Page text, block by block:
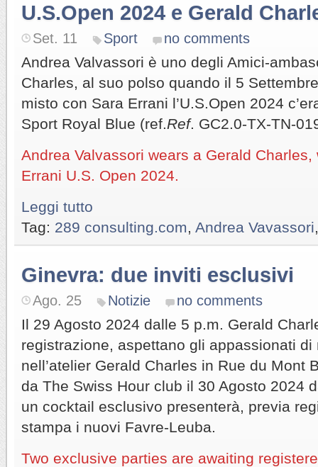
U.S.Open 2024 e Gerald
Set. 11 Sport no comments
Andrea Valvassori è uno degli Amici-
Charles, al suo polso quando il 5
misto con Sara Errani l’U.S.Open 2024
Sport Royal Blue (ref. Ref. GC2.0-TX-TN-
Andrea Valvassori wears a Gerald
Errani U.S. Open 2024.
Leggi tutto
Tag: 289 consulting.com Andrea Vavassori
Ginevra: due inviti esclusivi
Ago. 25 Notizie no comments
Il 29 Agosto 2024 dalle 5 p.m. Gerald
registrazione, aspettano gli appassionati di
nell’atelier Gerald Charles in Rue du Mont
da The Swiss Hour club il 30 Agosto 2024
un cocktail esclusivo presenterà, previa
stampa i nuovi Favre-Leuba.
Two exclusive parties are awaiting